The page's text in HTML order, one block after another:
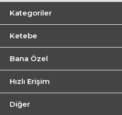
Kategoriler
Ketebe
Bana Özel
Hızlı Erişim
Diğer